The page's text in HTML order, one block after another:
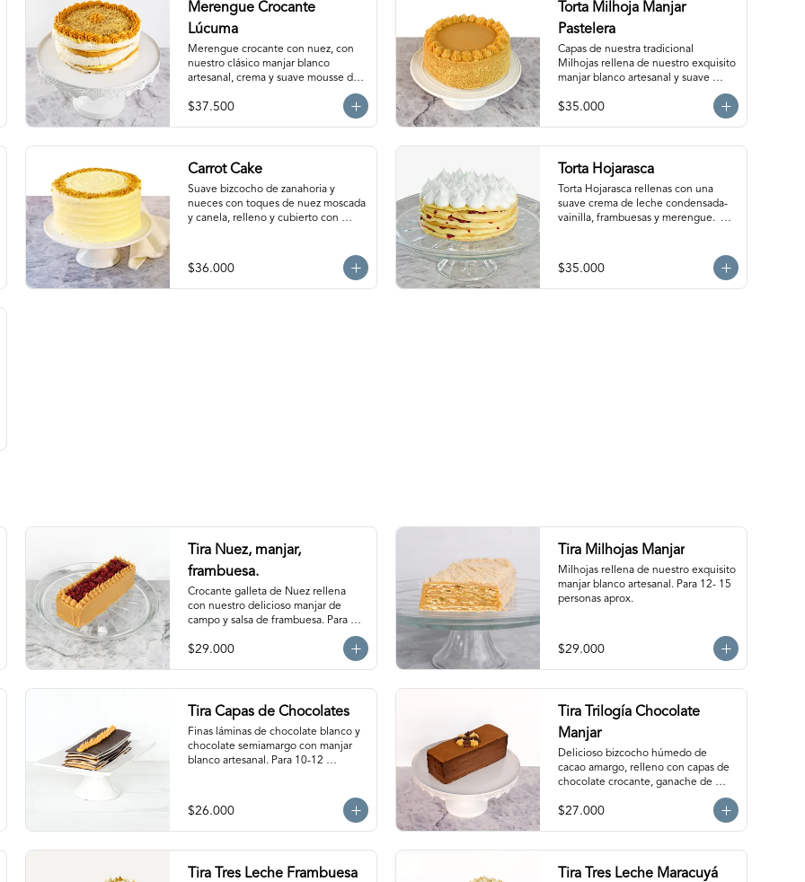
Merengue Crocante
Lúcuma
Merengue crocante con nuez, con
nuestro clásico manjar blanco
artesanal, crema y suave mousse de
Producto congelado, se recomienda
servir.
$37.500
Torta Milhoja Manjar
Pastelera
Capas de nuestra tradicional
Milhojas rellena de nuestro exquisito
manjar blanco artesanal y suave
personas. Producto congelado, se
de servir.
$35.000
Carrot Cake
Suave bizcocho de zanahoria y
nueces con toques de nuez moscada
y canela, relleno y cubierto con
recomienda descongelar de 2 a 3
horas a temperatura ambiente antes
de servir.
$36.000
Torta Hojarasca
Torta Hojarasca rellenas con una
suave crema de leche condensada-
vainilla, frambuesas y merengue.
descongelar de 30 min a 1 hora a
temperatura ambiente antes de
servir.
$35.000
Tira Nuez, manjar,
frambuesa.
Crocante galleta de Nuez rellena
con nuestro delicioso manjar de
campo y salsa de frambuesa. Para
congelado, se recomienda
servir.
$29.000
Tira Milhojas Manjar
Milhojas rellena de nuestro exquisito
manjar blanco artesanal. Para 12- 15
personas aprox.
$29.000
Tira Capas de Chocolates
Finas láminas de chocolate blanco y
chocolate semiamargo con manjar
blanco artesanal. Para 10-12
$26.000
Tira Trilogía Chocolate
Manjar
Delicioso bizcocho húmedo de
cacao amargo, relleno con capas de
chocolate crocante, ganache de
manjar artesanal. Para 12-15
personas. Producto congelado, se
temperatura ambiente antes de
servir.
$27.000
Tira Tres Leche Frambuesa Tira Tres Leche Maracuyá